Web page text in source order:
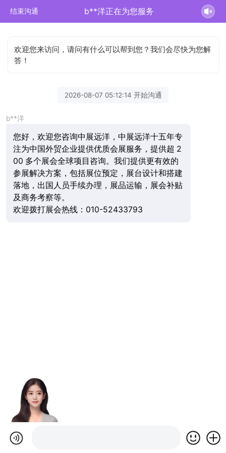
结束沟通 b**洋正在为您服务
欢迎您来访问，请问有什么可以帮到您？我们会尽快为您解
答！
2026-08-07 05:12:14 开始沟通
b**洋
您好，欢迎您咨询中展远洋，中展远洋十五年专
注为中国外贸企业提供优质会展服务，提供超 2
00 多个展会全球项目咨询。我们提供更有效的
参展解决方案，包括展位预定，展台设计和搭建
落地，出国人员手续办理，展品运输，展会补贴
及商务考察等。
欢迎拨打展会热线：010-52433793